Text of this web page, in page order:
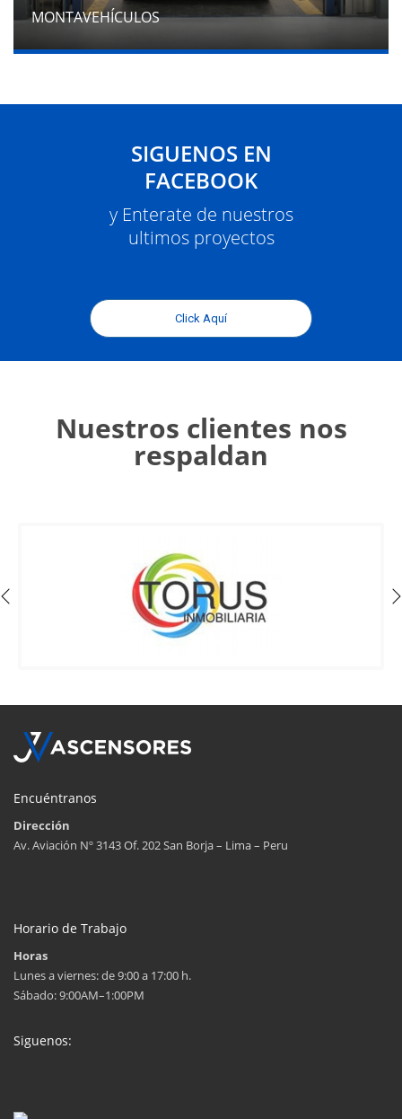
MONTAVEHÍCULOS
SIGUENOS EN
FACEBOOK
y Enterate de nuestros
ultimos proyectos
Click Aquí
Nuestros clientes nos
respaldan
Encuéntranos
Dirección
Av. Aviación Nº 3143 Of. 202 San Borja – Lima – Peru
Horario de Trabajo
Horas
Lunes a viernes: de 9:00 a 17:00 h.
Sábado: 9:00AM–1:00PM
Siguenos: